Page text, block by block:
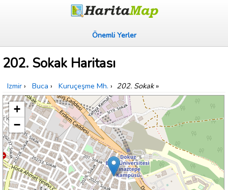
Önemli Yerler
202. Sokak Haritası
Izmir › Buca › Kuruçeşme Mh. › 202. Sokak»
+
−